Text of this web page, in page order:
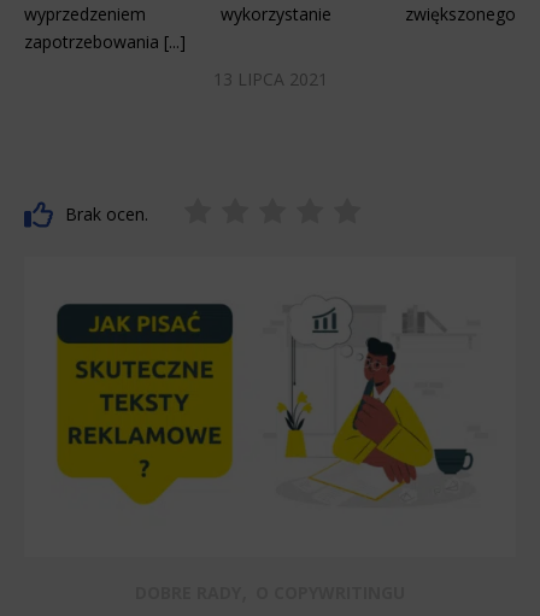
wyprzedzeniem wykorzystanie zwiększonego
zapotrzebowania [...]
13 LIPCA 2021
Brak ocen.